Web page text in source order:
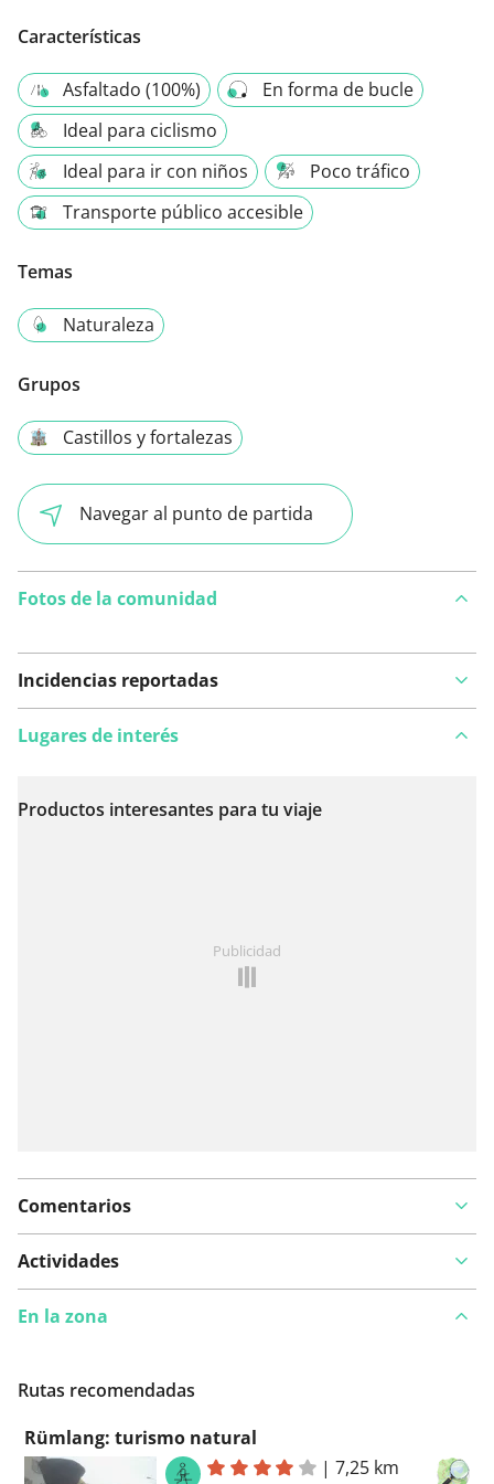
Características
Asfaltado (100%)
En forma de bucle
Ideal para ciclismo
Ideal para ir con niños
Poco tráfico
Transporte público accesible
Temas
Naturaleza
Grupos
Castillos y fortalezas
Navegar al punto de partida
Fotos de la comunidad
Incidencias reportadas
Ver en el mapa
Lugares de interés
Productos interesantes para tu viaje
Publicidad
Comentarios
Actividades
En la zona
Rutas recomendadas
Rümlang: turismo natural
|7,25 km